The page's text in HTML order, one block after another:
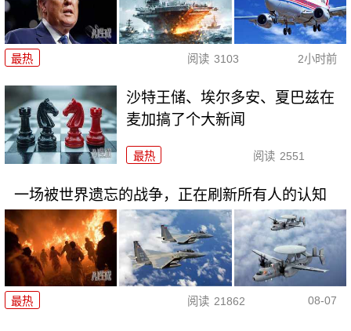
最热 阅读 3103 2小时前
沙特王储、埃尔多安、夏巴兹在
麦加搞了个大新闻
最热 阅读 2551
一场被世界遗忘的战争，正在刷新所有人的认知
最热 阅读 21862 08-07